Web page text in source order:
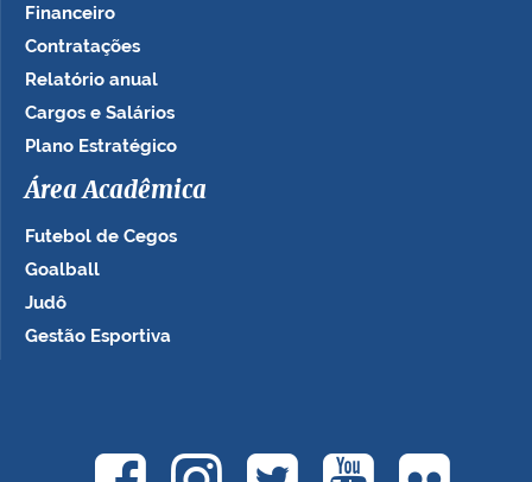
Financeiro
Contratações
Relatório anual
Cargos e Salários
Plano Estratégico
Área Acadêmica
Futebol de Cegos
Goalball
Judô
Gestão Esportiva